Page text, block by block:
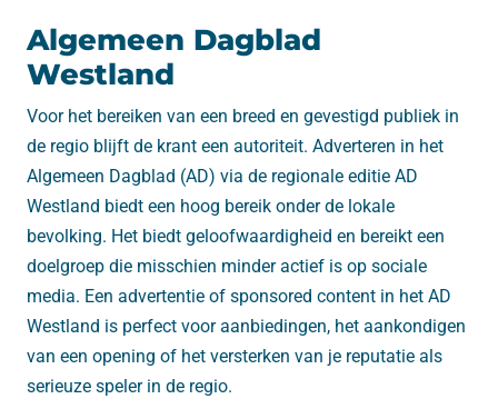
Algemeen Dagblad
Westland
Voor het bereiken van een breed en gevestigd publiek in
de regio blijft de krant een autoriteit. Adverteren in het
Algemeen Dagblad (AD) via de regionale editie AD
Westland biedt een hoog bereik onder de lokale
bevolking. Het biedt geloofwaardigheid en bereikt een
doelgroep die misschien minder actief is op sociale
media. Een advertentie of sponsored content in het AD
Westland is perfect voor aanbiedingen, het aankondigen
van een opening of het versterken van je reputatie als
serieuze speler in de regio.